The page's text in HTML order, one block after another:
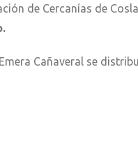
de Cercanías de
Cañaveral se